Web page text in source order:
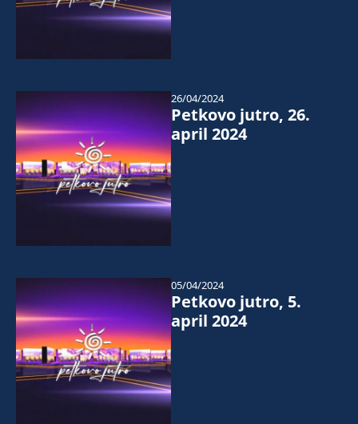
Petkovo jutro, 26.
april 2024
26/04/2024
Petkovo jutro, 5.
april 2024
05/04/2024